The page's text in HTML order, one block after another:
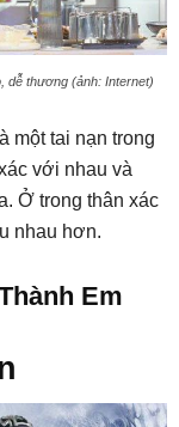
dễ thương (ảnh: Internet)
một tai nạn trong
với nhau và
Ở trong thân xác
nhau hơn.
Em